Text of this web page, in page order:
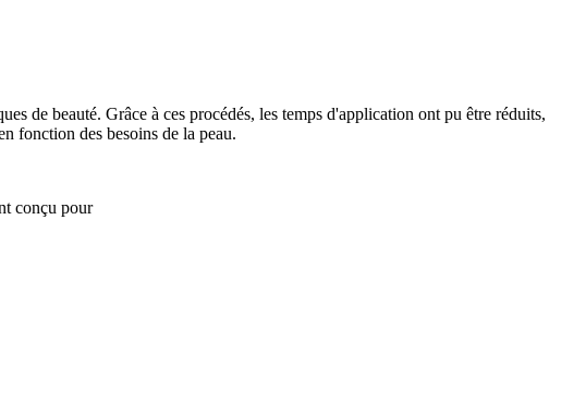
de beauté. Grâce à ces procédés, les temps d'application ont pu être réduits,
fonction des besoins de la peau.
conçu pour